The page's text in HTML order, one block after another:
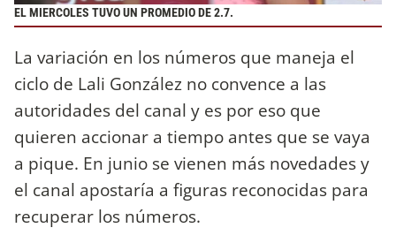
EL MIERCOLES TUVO UN PROMEDIO DE2.7.
La variación en los números que maneja el
ciclo de Lali González no convence a las
autoridades del canal y es por eso que
quieren accionar a tiempo antes que se vaya
a pique. En junio se vienen más novedades y
el canal apostaría a figuras reconocidas para
recuperar los números.